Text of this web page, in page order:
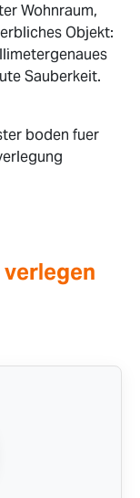
Wohnraum,
Objekt:
Sauberkeit.